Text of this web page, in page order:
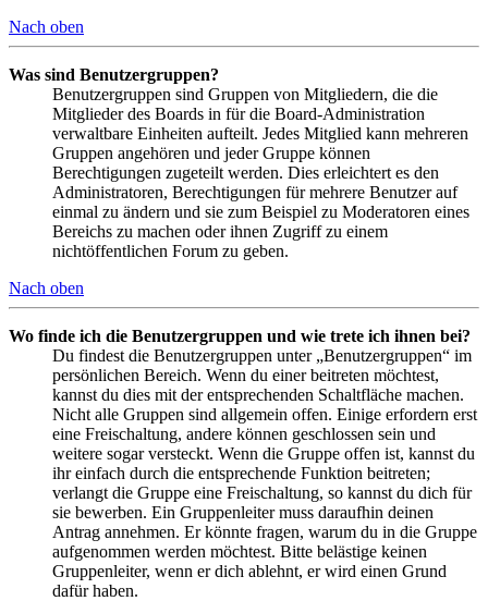
Nach oben
Was sind Benutzergruppen?
Benutzergruppen sind Gruppen von Mitgliedern, die die
Mitglieder des Boards in für die Board-Administration
verwaltbare Einheiten aufteilt. Jedes Mitglied kann mehreren
Gruppen angehören und jeder Gruppe können
Berechtigungen zugeteilt werden. Dies erleichtert es den
Administratoren, Berechtigungen für mehrere Benutzer auf
einmal zu ändern und sie zum Beispiel zu Moderatoren eines
Bereichs zu machen oder ihnen Zugriff zu einem
nichtöffentlichen Forum zu geben.
Nach oben
Wo finde ich die Benutzergruppen und wie trete ich ihnen bei?
Du findest die Benutzergruppen unter „Benutzergruppen“ im
persönlichen Bereich. Wenn du einer beitreten möchtest,
kannst du dies mit der entsprechenden Schaltfläche machen.
Nicht alle Gruppen sind allgemein offen. Einige erfordern erst
eine Freischaltung, andere können geschlossen sein und
weitere sogar versteckt. Wenn die Gruppe offen ist, kannst du
ihr einfach durch die entsprechende Funktion beitreten;
verlangt die Gruppe eine Freischaltung, so kannst du dich für
sie bewerben. Ein Gruppenleiter muss daraufhin deinen
Antrag annehmen. Er könnte fragen, warum du in die Gruppe
aufgenommen werden möchtest. Bitte belästige keinen
Gruppenleiter, wenn er dich ablehnt, er wird einen Grund
dafür haben.